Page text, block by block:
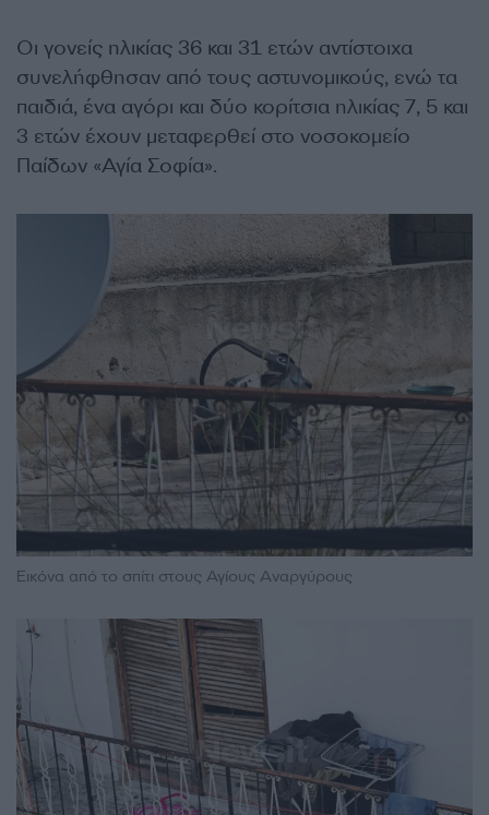
Οι γονείς ηλικίας 36 και 31 ετών αντίστοιχα
συνελήφθησαν από τους αστυνομικούς, ενώ τα
παιδιά, ένα αγόρι και δύο κορίτσια ηλικίας 7, 5 και
3 ετών έχουν μεταφερθεί στο νοσοκομείο
Παίδων «Αγία Σοφία».
Εικόνα από το σπίτι στους Αγίους Αναργύρους